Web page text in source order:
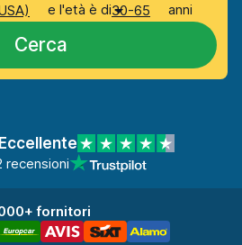
e l'età è di30-65 anni
Cerca
recensioni
fornitori